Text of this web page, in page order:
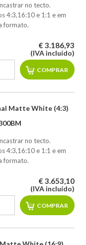
no tecto.
4:3,16:10 e 1:1 e em
formato.
€ 3.186,93
(IVA incluído)
Matte White (4:3)
no tecto.
4:3,16:10 e 1:1 e em
formato.
€ 3.653,10
(IVA incluído)